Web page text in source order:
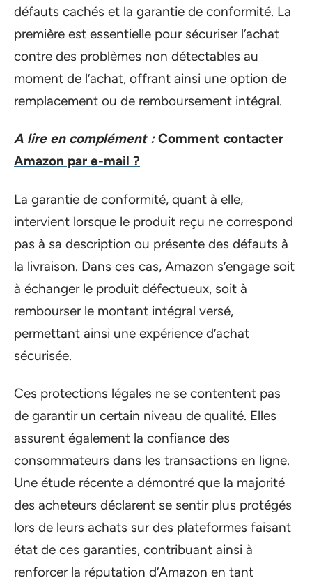
défauts cachés et la garantie de conformité. La
première est essentielle pour sécuriser l’achat
contre des problèmes non détectables au
moment de l’achat, offrant ainsi une option de
remplacement ou de remboursement intégral.
A lire en complément : Comment contacter
Amazon par e-mail ?
La garantie de conformité, quant à elle,
intervient lorsque le produit reçu ne correspond
pas à sa description ou présente des défauts à
la livraison. Dans ces cas, Amazon s’engage soit
à échanger le produit défectueux, soit à
rembourser le montant intégral versé,
permettant ainsi une expérience d’achat
sécurisée.
Ces protections légales ne se contentent pas
de garantir un certain niveau de qualité. Elles
assurent également la confiance des
consommateurs dans les transactions en ligne.
Une étude récente a démontré que la majorité
des acheteurs déclarent se sentir plus protégés
lors de leurs achats sur des plateformes faisant
état de ces garanties, contribuant ainsi à
renforcer la réputation d’Amazon en tant